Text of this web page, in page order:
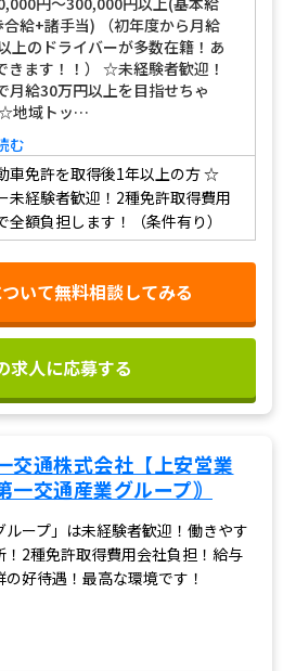
給+諸手当) （初年度から月給
上のドライバーが多数在籍！あ
きます！！） ☆未経験者歓迎！
月給30万円以上を目指せちゃ
地域トッ…
む
車免許を取得後1年以上の方☆
未経験者歓迎！2種免許取得費用
全額負担します！（条件有り）
いて無料相談してみる
求人に応募する
交通株式会社【上安営業
一交通産業グループ｠
ープ」は未経験者歓迎！働きやす
2種免許取得費用会社負担！給与
好待遇！最高な環境です！